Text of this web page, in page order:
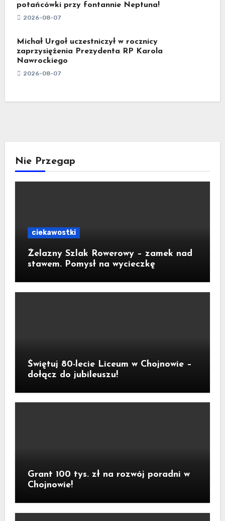
potańcówki przy fontannie Neptuna!
2026-08-07
Michał Urgoł uczestniczył w rocznicy
zaprzysiężenia Prezydenta RP Karola
Nawrockiego
2026-08-07
Nie Przegap
ciekawostki
Żelazny Szlak Rowerowy – zamek nad
stawem. Pomysł na wycieczkę
Świętuj 80-lecie Liceum w Chojnowie –
dołącz do jubileuszu!
Grant 100 tys. zł na rozwój poradni w
Chojnowie!